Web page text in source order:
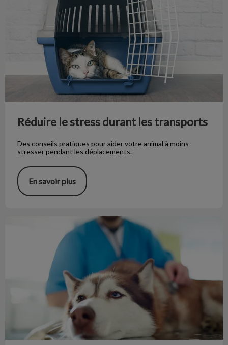
Réduire le stress durant les transports
Des conseils pratiques pour aider votre animal à moins
stresser pendant les déplacements.
En savoir plus
Votre animal est-il diabétique ?